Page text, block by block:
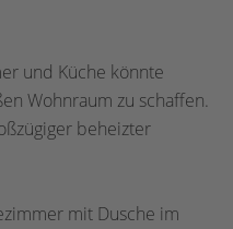
und Küche könnte
Wohnraum zu schaffen.
beheizter
mit Dusche im